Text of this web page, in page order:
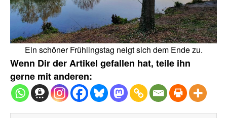
Ein schöner Frühlingstag neigt sich dem Ende zu.
Wenn Dir der Artikel gefallen hat, teile ihn
gerne mit anderen: